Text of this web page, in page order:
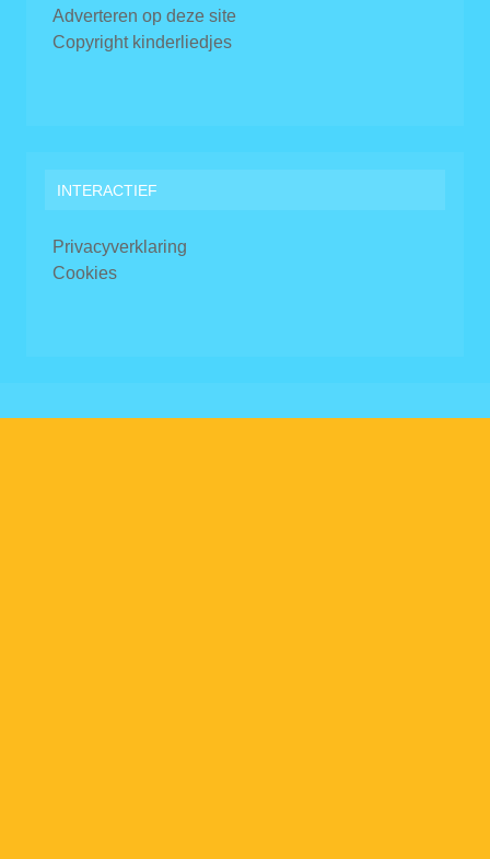
Adverteren op deze site
Copyright kinderliedjes
INTERACTIEF
Privacyverklaring
Cookies